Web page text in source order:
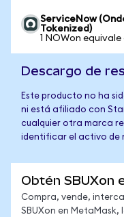
ServiceNow
Tokenized)
1 NOWon equivale
Descargo de
Este producto no ha
ni está afiliado con
cualquier otra marca
identificar el activo de
Obtén SBUXon
Compra, vende,
SBUXon en